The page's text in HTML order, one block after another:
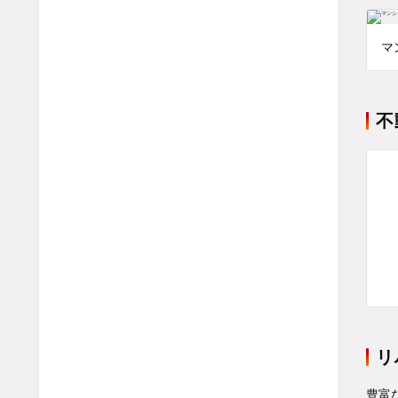
マ
豊富